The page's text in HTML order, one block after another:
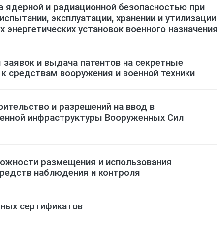
ядерной и радиационной безопасностью при
эксплуатации, хранении и утилизации
установок военного
и выдача патентов на секретные
средствам вооружения и военной техники
и разрешений на ввод в
инфраструктуры Вооруженных Сил
размещения и использования
наблюдения и контроля
сертификатов